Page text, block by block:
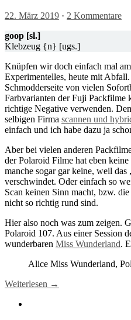
22. März 2019 · 2 Kommentare
goop [sl.]
Klebzeug {n} [ugs.]
Knüpfen wir doch einfach mal
Experimentelles, heute mit
Schmodderseite von vielen
Farbvarianten der Fuji Packfilme
richtige Negative verwenden.
selbigen Firma scannen und
einfach und ich habe dazu ja
Aber bei vielen anderen
der Polaroid Filme hat eben
manche sogar gar keine, weil das
verschwindet. Oder einfach so
Scan keinen Sinn macht, bzw.
nicht so richtig rund sind.
Hier also noch was zum zeigen.
Polaroid 107. Aus einer Session
wunderbaren Miss Wunderland.
Alice Miss Wunderland,
Weiterlesen →